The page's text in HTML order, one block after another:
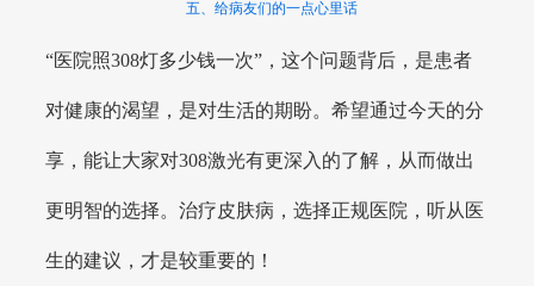
五、给病友们的一点心里话
“医院照308灯多少钱一次”，这个问题背后，是患者
对健康的渴望，是对生活的期盼。希望通过今天的分
享，能让大家对308激光有更深入的了解，从而做出
更明智的选择。治疗皮肤病，选择正规医院，听从医
生的建议，才是较重要的！